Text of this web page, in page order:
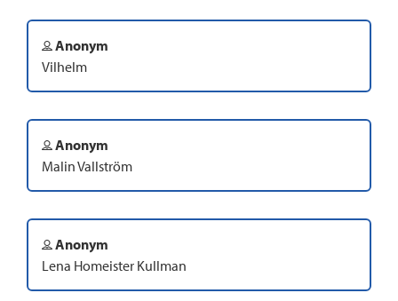
Anonym
Vilhelm
Anonym
Malin Vallström
Anonym
Lena Homeister Kullman